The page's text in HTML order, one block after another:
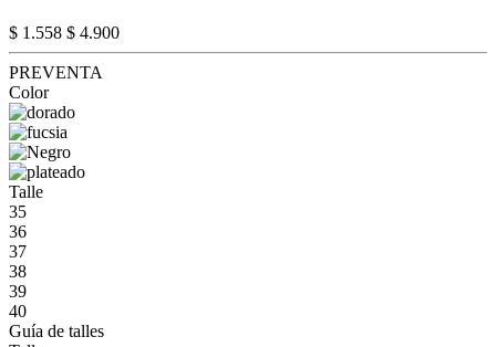
$ 1.558 $ 4.900
PREVENTA
Color
Talle
35
36
37
38
39
40
Guía de talles